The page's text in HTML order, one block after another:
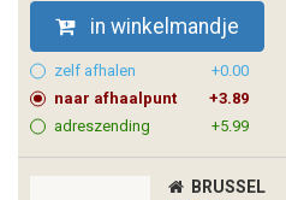
in winkelmandje
zelf afhalen
+0.00
naar afhaalpunt
+3.89
adreszending
+5.99
BRUSSEL